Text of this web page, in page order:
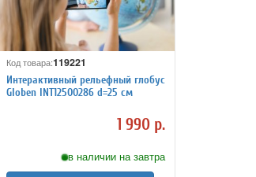
Код товара:119221
Интерактивный рельефный глобус
Globen INT12500286 d=25 см
1 990 р.
в наличии на завтра